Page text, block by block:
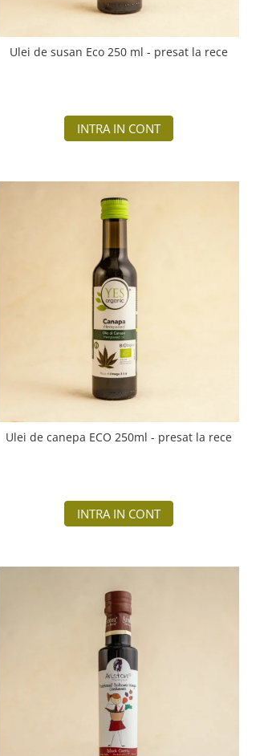
Ulei de susan Eco 250 ml - presat la rece
INTRA IN CONT
Ulei de canepa ECO 250ml - presat la rece
INTRA IN CONT